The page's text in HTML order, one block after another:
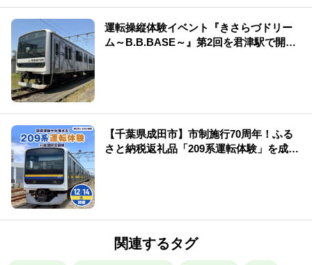
運転操縦体験イベント『きさらづドリー
ム～B.B.BASE～』第2回を君津駅で開
【千葉県成田市】市制施行70周年！ふる
さと納税返礼品「209系運転体験」を成田
関連するタグ